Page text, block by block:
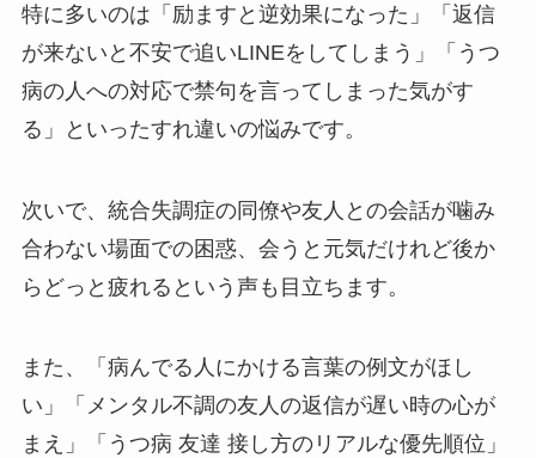
特に多いのは「励ますと逆効果になった」「返信
が来ないと不安で追いLINEをしてしまう」「うつ
病の人への対応で禁句を言ってしまった気がす
る」といったすれ違いの悩みです。
次いで、統合失調症の同僚や友人との会話が噛み
合わない場面での困惑、会うと元気だけれど後か
らどっと疲れるという声も目立ちます。
また、「病んでる人にかける言葉の例文がほし
い」「メンタル不調の友人の返信が遅い時の心が
まえ」「うつ病 友達 接し方のリアルな優先順位」